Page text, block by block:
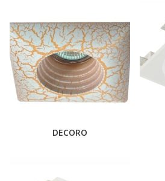
DECORO